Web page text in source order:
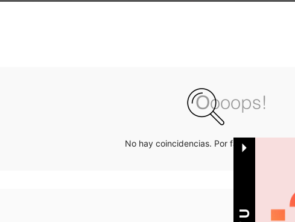
No hay coincidencias. Por favor inténtalo